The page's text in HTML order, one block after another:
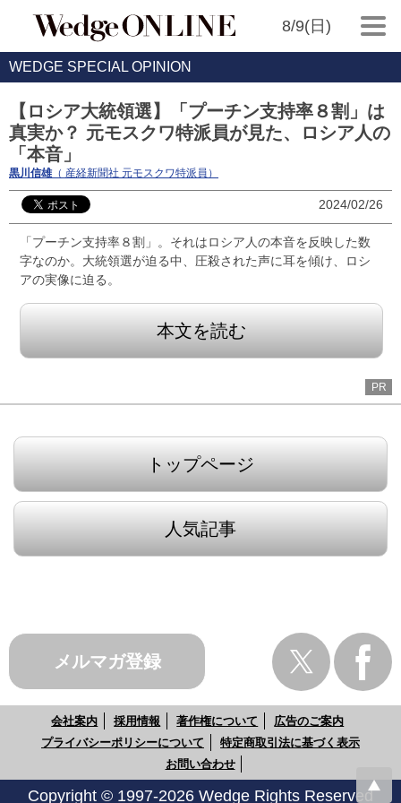
8/9(日)
WEDGE SPECIAL OPINION
【ロシア大統領選】「プーチン支持率８割」は
真実か？ 元モスクワ特派員が見た、ロシア人の
「本音」
黒川信雄（ 産経新聞社 元モスクワ特派員）
2024/02/26
「プーチン支持率８割」。それはロシア人の本音を反映した数
字なのか。大統領選が迫る中、圧殺された声に耳を傾け、ロシ
アの実像に迫る。
本文を読む
PR
トップページ
人気記事
メルマガ登録
会社案内 採用情報 著作権について
広告のご案内
プライバシーポリシーについて
特定商取引法に基づく表示
お問い合わせ
Copyright © 1997-2026 Wedge Rights Reserved